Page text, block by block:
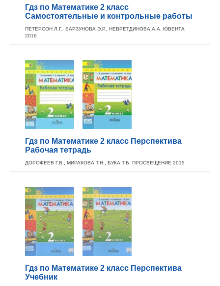
Гдз по Математике 2 класс
Самостоятельные и контрольные работы
ПЕТЕРСОН Л.Г., БАРЗУНОВА Э.Р., НЕВРЕТДИНОВА А.А. ЮВЕНТА
2016
Гдз по Математике 2 класс Перспектива
Рабочая тетрадь
ДОРОФЕЕВ Г.В., МИРАКОВА Т.Н., БУКА Т.Б. ПРОСВЕЩЕНИЕ 2015
Гдз по Математике 2 класс Перспектива
Учебник